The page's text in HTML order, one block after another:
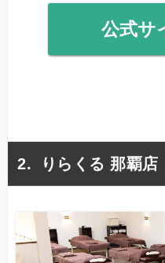
公式サ
りらくる 那覇店